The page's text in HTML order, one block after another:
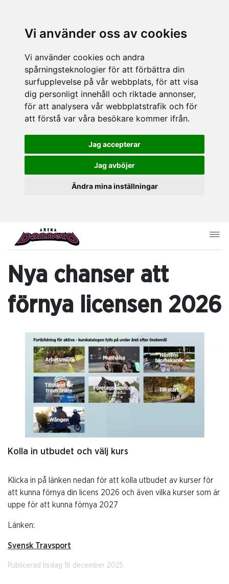
Vi använder oss av cookies
Vi använder cookies och andra
spårningsteknologier för att förbättra din
surfupplevelse på vår webbplats, för att visa
dig personligt innehåll och riktade annonser,
för att analysera vår webbplatstrafik och för
att förstå var våra besökare kommer ifrån.
Jag accepterar
Jag avböjer
Ändra mina inställningar
Nya chanser att
förnya licensen 2026
Kolla in utbudet och välj kurs
Klicka in på länken nedan för att kolla utbudet av kurser för
att kunna förnya din licens 2026 och även vilka kurser som är
uppe för att kunna förnya 2027
Länken:
Svensk Travsport
Publicerad tisdag 16 december 2025.